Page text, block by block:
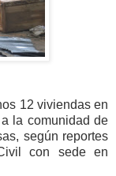
12 viviendas en
la comunidad de
según reportes
con sede en